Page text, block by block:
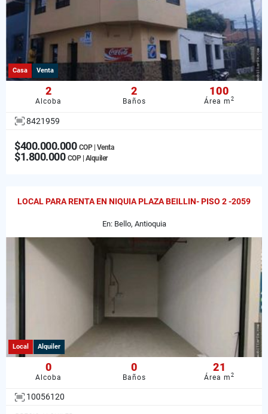
Casa Venta
2
Alcoba
2
Baños
100
Área m2
8421959
$400.000.000 COP | Venta
$1.800.000 COP | Alquiler
LOCAL PARA RENTA EN NIQUIA PLAZA BEILLIN- PISO 2 -2059
En: Bello, Antioquia
Local Alquiler
0
Alcoba
0
Baños
21
Área m2
10056120